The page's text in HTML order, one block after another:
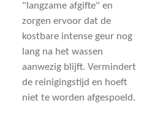
"langzame afgifte" en
zorgen ervoor dat de
kostbare intense geur nog
lang na het wassen
aanwezig blijft. Vermindert
de reinigingstijd en hoeft
niet te worden afgespoeld.